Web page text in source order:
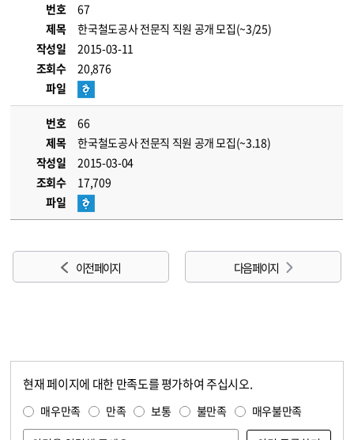
번호
67
제목
한국철도공사 전문직 직원 공개 모집(~3/25)
작성일
2015-03-11
조회수
20,876
파일
번호
66
제목
한국철도공사 전문직 직원 공개 모집(~3.18)
작성일
2015-03-04
조회수
17,709
파일
이전 페이지 다음 페이지
현재 페이지에 대한 만족도를 평가하여 주십시오.
매우만족 만족 보통 불만족 매우불만족